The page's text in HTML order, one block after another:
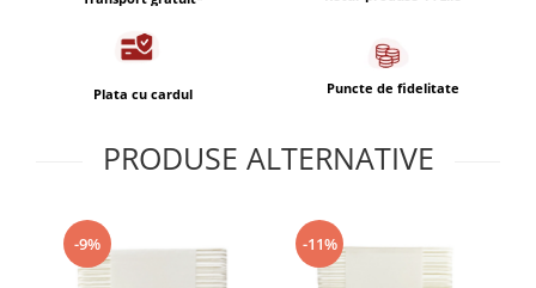
Plata cu cardul Puncte de fidelitate
PRODUSE ALTERNATIVE
-9% -11%